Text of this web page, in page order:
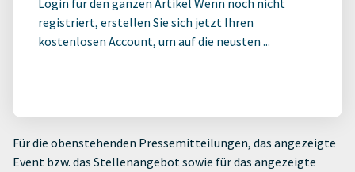
Login für den ganzen Artikel Wenn noch nicht
registriert, erstellen Sie sich jetzt Ihren
kostenlosen Account, um auf die neusten ...
Für die obenstehenden Pressemitteilungen, das angezeigte
Event bzw. das Stellenangebot sowie für das angezeigte